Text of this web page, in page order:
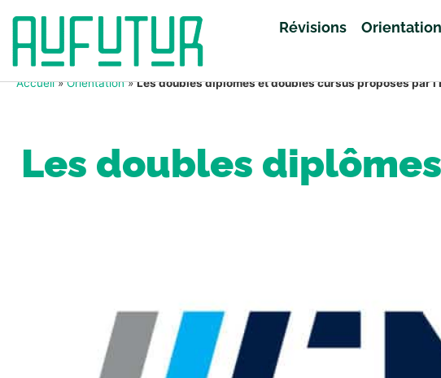
Révisions Orientation
Accueil»Orientation»Les doubles diplômes et doubles cursus proposés par
Les doubles